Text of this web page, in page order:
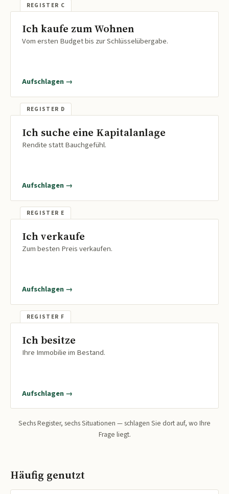
Ich kaufe zum Wohnen
Vom ersten Budget bis zur Schlüsselübergabe.
Aufschlagen →
Ich suche eine Kapitalanlage
Rendite statt Bauchgefühl.
Aufschlagen →
Ich verkaufe
Zum besten Preis verkaufen.
Aufschlagen →
Ich besitze
Ihre Immobilie im Bestand.
Aufschlagen →
Sechs Register, sechs Situationen — schlagen Sie dort auf, wo Ihre
Frage liegt.
Häufig genutzt